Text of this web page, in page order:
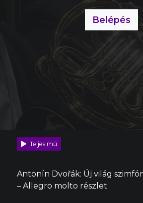
Belépés
Teljes mű
Antonín Dvořák: Új világ
– Allegro molto részlet